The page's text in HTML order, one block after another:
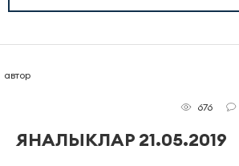
автор
676
ЯНАЛЫКЛАР 21.05.2019